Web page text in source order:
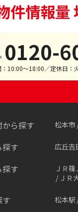
件情報量
0120-
：10:00～18:00／定休日：
ら探す 松本市
探す 広丘吉
す ＪＲ
ＪＲ
す 松本駅